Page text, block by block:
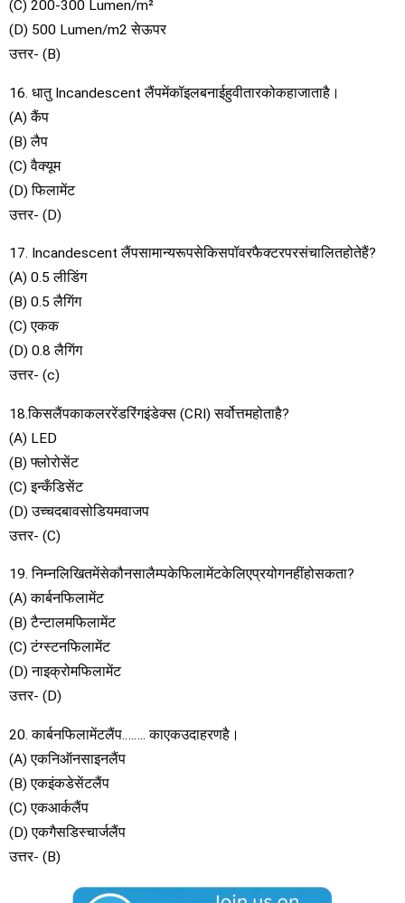
(C) 200-300 Lumen/m²
(D) 500 Lumen/m2 सेऊपर
उत्तर- (B)
16. धातु Incandescent लैंपमेंकॉइलबनाईहुवीतारकोकहाजाताहै।
(A) कैंप
(B) लैप
(C) वैक्यूम
(D) फिलामेंट
उत्तर- (D)
17. Incandescent लैंपसामान्यरूपसेकिसपॉवरफैक्टरपरसंचालितहोतेहैं?
(A) 0.5 लीडिंग
(B) 0.5 लैगिंग
(C) एकक
(D) 0.8 लैगिंग
उत्तर- (c)
18.किसलैंपकाकलररेंडरिंगइंडेक्स (CRI) सर्वोत्तमहोताहै?
(A) LED
(B) फ्लोरोसेंट
(C) इन्कँडिसेंट
(D) उच्चदबावसोडियमवाजप
उत्तर- (C)
19. निम्नलिखितमेंसेकौनसालैम्पकेफिलामेंटकेलिएप्रयोगनहींहोसकता?
(A) कार्बनफिलामेंट
(B) टैन्टालमफिलामेंट
(C) टंग्स्टनफिलामेंट
(D) नाइक्रोमफिलामेंट
उत्तर- (D)
20. कार्बनफिलामेंटलैंप…….. काएकउदाहरणहै।
(A) एकनिऑनसाइनलैंप
(B) एकइंकडेसेंटलैंप
(C) एकआर्कलैंप
(D) एकगैसडिस्चार्जलैंप
उत्तर- (B)